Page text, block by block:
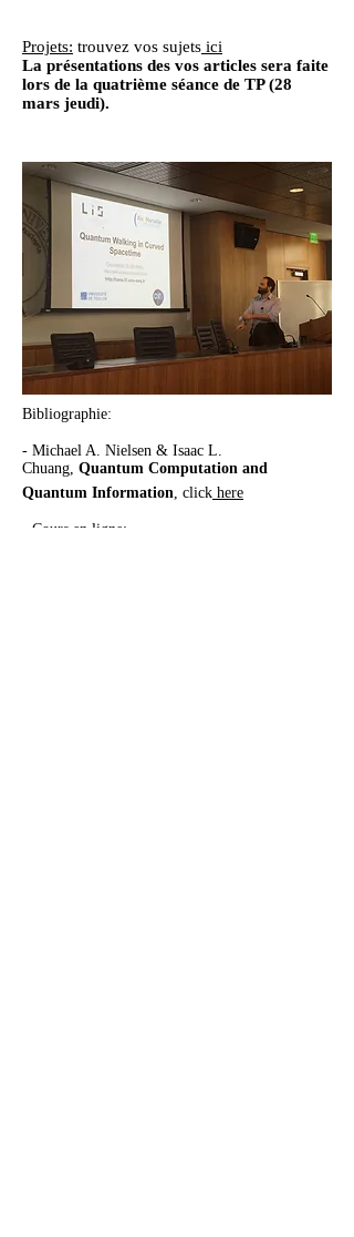
Projets: trouvez vos sujets ici
La présentations des vos articles sera faite
lors de la quatrième séance de TP (28
mars jeudi).
Bibliographie:
- Michael A. Nielsen & Isaac L.
Chuang, Quantum Computation and
Quantum Information, click here
- Cours en ligne: